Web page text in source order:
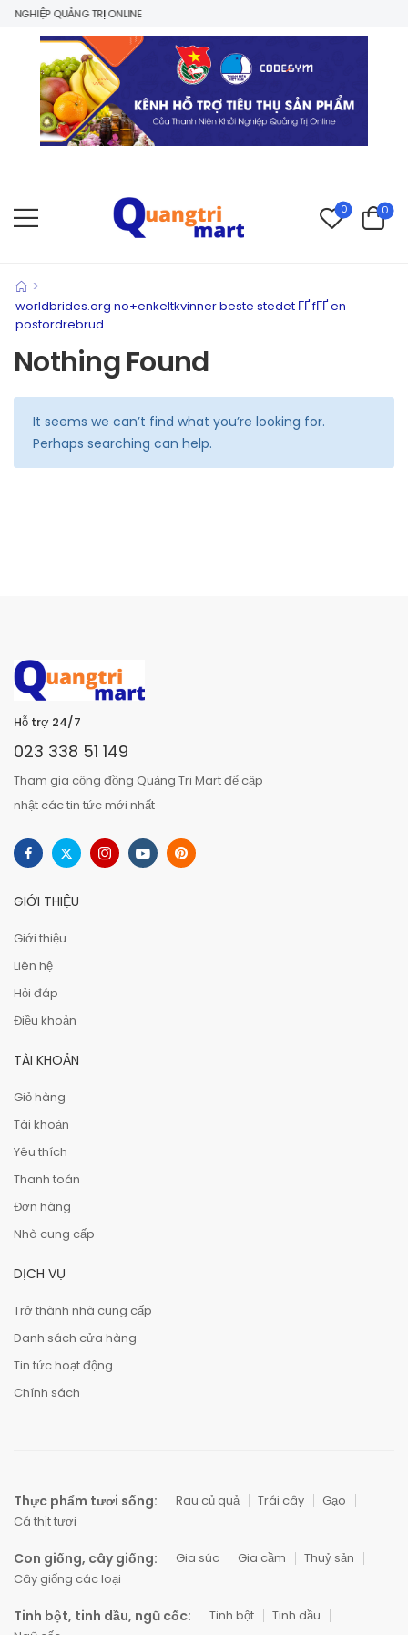
QUẢNG TRỊ ONLINE
0 0
>
worldbrides.org no+enkeltkvinner beste stedet ГҐ fГҐ en
postordrebrud
Nothing Found
It seems we can’t find what you’re looking for.
Perhaps searching can help.
Hỗ trợ 24/7
023 338 51 149
Tham gia cộng đồng Quảng Trị Mart để cập
nhật các tin tức mới nhất
GIỚI THIỆU
Giới thiệu
Liên hệ
Hỏi đáp
Điều khoản
TÀI KHOẢN
Giỏ hàng
Tài khoản
Yêu thích
Thanh toán
Đơn hàng
Nhà cung cấp
DỊCH VỤ
Trở thành nhà cung cấp
Danh sách cửa hàng
Tin tức hoạt động
Chính sách
Thực phẩm tươi sống: Rau củ quả Trái cây
Gạo
Cá thịt tươi
Con giống, cây giống: Gia súc Gia cầm
Thuỷ sản
Cây giống các loại
Tinh bột, tinh dầu, ngũ cốc: Tinh bột
Tinh dầu